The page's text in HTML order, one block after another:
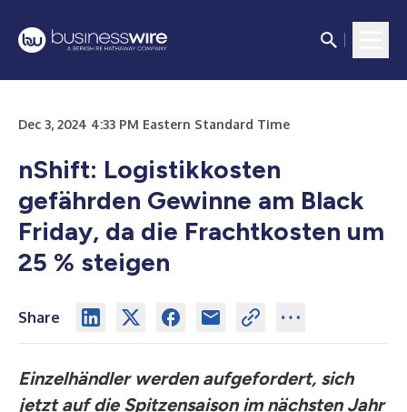
Dec 3, 2024 4:33 PM Eastern Standard Time
nShift: Logistikkosten
gefährden Gewinne am Black
Friday, da die Frachtkosten um
25 % steigen
Share
Einzelhändler werden aufgefordert, sich
jetzt auf die Spitzensaison im nächsten Jahr